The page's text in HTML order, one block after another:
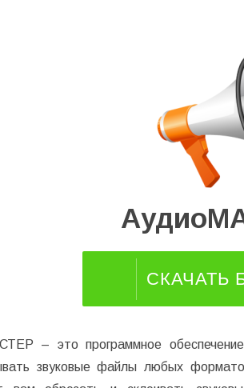
СКАЧАТЬ
– это программное
звуковые файлы любых